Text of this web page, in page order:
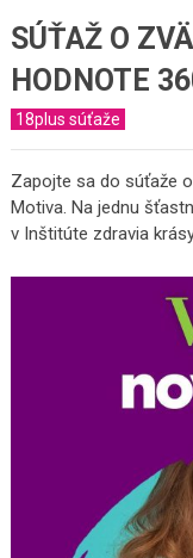
SÚŤAŽ O
HODNOTE
18plus súťaže
Zapojte sa do súťaže
Motiva. Na jednu
v Inštitúte zdravia